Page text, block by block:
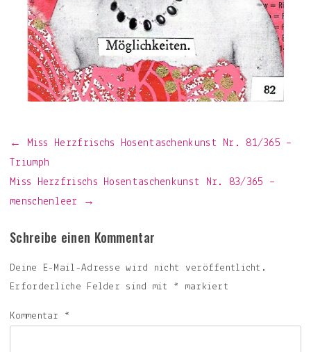
Beitragsnavigation
← Miss Herzfrischs Hosentaschenkunst Nr. 81/365 –
Triumph
Miss Herzfrischs Hosentaschenkunst Nr. 83/365 –
menschenleer →
Schreibe einen Kommentar
Deine E-Mail-Adresse wird nicht veröffentlicht.
Erforderliche Felder sind mit * markiert
Kommentar *